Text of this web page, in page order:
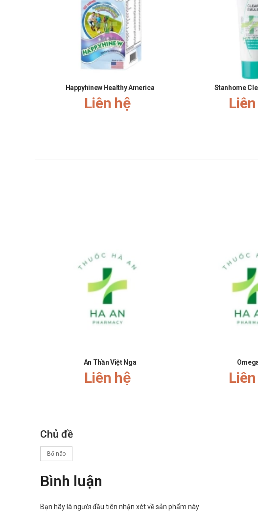
Happyhinew Healthy America
Liên hệ
Stanhome
An Thần Việt Nga
Liên hệ
Chủ đề
Bổ não
Bình luận
Bạn hãy là người đầu tiên nhận xét về sản phẩm này